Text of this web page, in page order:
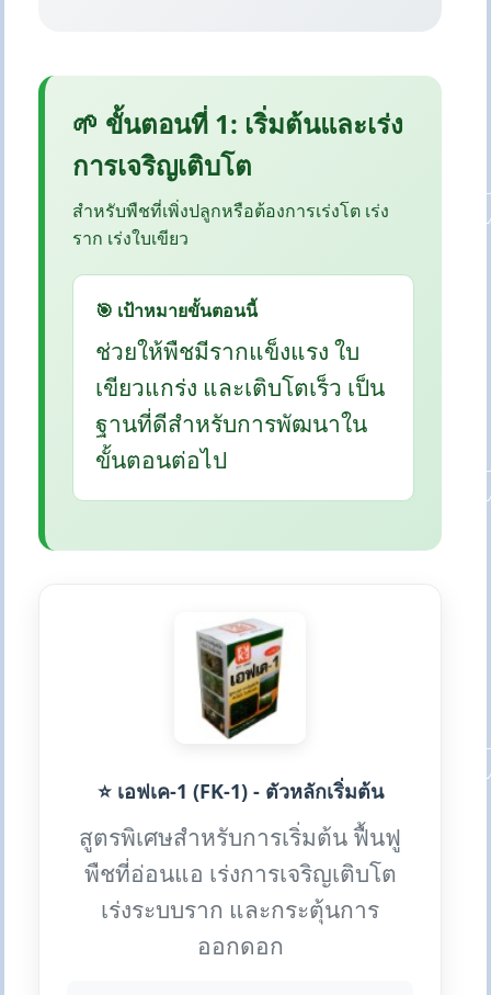
🌱 ขั้นตอนที่ 1: เริ่มต้นและเร่ง
การเจริญเติบโต
สำหรับพืชที่เพิ่งปลูกหรือต้องการเร่งโต เร่ง
ราก เร่งใบเขียว
🎯 เป้าหมายขั้นตอนนี้
ช่วยให้พืชมีรากแข็งแรง ใบ
เขียวแกร่ง และเติบโตเร็ว เป็น
ฐานที่ดีสำหรับการพัฒนาใน
ขั้นตอนต่อไป
⭐ เอฟเค-1 (FK-1) - ตัวหลักเริ่มต้น
สูตรพิเศษสำหรับการเริ่มต้น ฟื้นฟู
พืชที่อ่อนแอ เร่งการเจริญเติบโต
เร่งระบบราก และกระตุ้นการ
ออกดอก